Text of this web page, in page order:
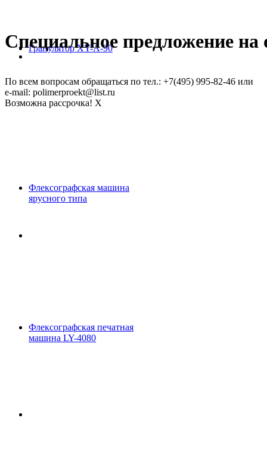
Гранулятор XY-A-90
Флексографская машина
ярусного типа
Флексографская печатная
машина LY-4080
Специальное предложение на
По всем вопросам обращаться по тел.: +7(495) 995-82-46 или
e-mail: polimerproekt@list.ru
Возможна рассрочка! X